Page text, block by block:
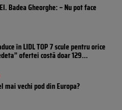
Badea Gheorghe: – Nu pot face
în LIDL TOP 7 scule pentru orice
ofertei costă doar 129...
mai vechi pod din Europa?